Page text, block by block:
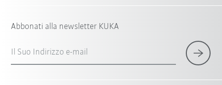
Abbonati alla newsletter KUKA
Il Suo Indirizzo e-mail